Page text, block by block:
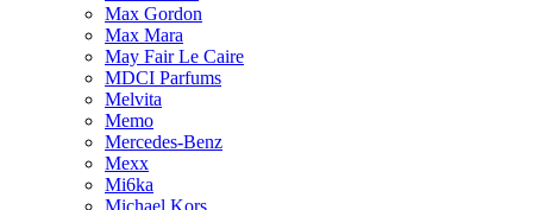
Max Gordon
Max Mara
May Fair Le Caire
MDCI Parfums
Melvita
Memo
Mercedes-Benz
Mexx
Mi6ka
Michael Kors